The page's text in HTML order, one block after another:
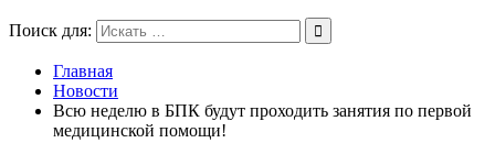
Поиск для:
Главная
Новости
Всю неделю в БПК будут проходить занятия по первой
медицинской помощи!